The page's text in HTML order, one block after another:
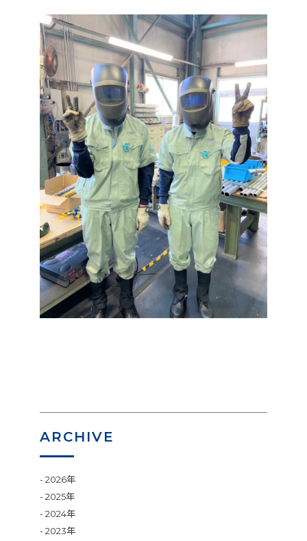
ARCHIVE
2026年
2025年
2024年
2023年